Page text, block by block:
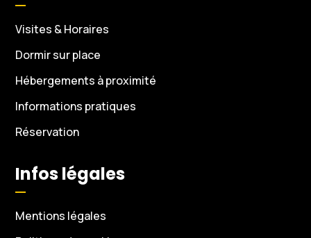
Visites & Horaires
Dormir sur place
Hébergements à proximité
Informations pratiques
Réservation
Infos légales
Mentions légales